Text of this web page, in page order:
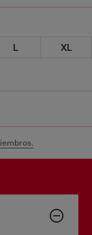
L
XL